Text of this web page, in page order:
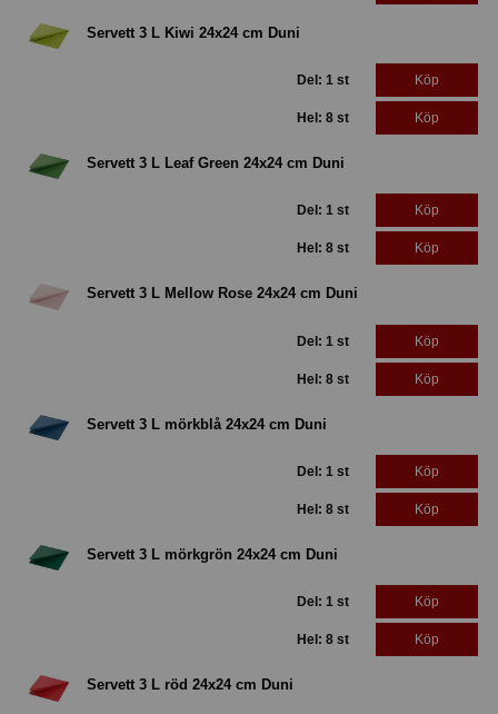
Servett 3 L Kiwi 24x24 cm Duni
Del: 1 st Köp
Hel: 8 st Köp
Servett 3 L Leaf Green 24x24 cm Duni
Del: 1 st Köp
Hel: 8 st Köp
Servett 3 L Mellow Rose 24x24 cm Duni
Del: 1 st Köp
Hel: 8 st Köp
Servett 3 L mörkblå 24x24 cm Duni
Del: 1 st Köp
Hel: 8 st Köp
Servett 3 L mörkgrön 24x24 cm Duni
Del: 1 st Köp
Hel: 8 st Köp
Servett 3 L röd 24x24 cm Duni